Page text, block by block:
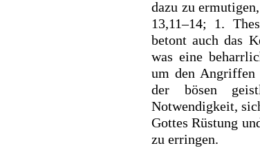
dazu zu
13,11–14; 1.
betont auch das
was eine
um den Angriffen
der bösen
Notwendigkeit,
Gottes Rüstung
zu erringen.